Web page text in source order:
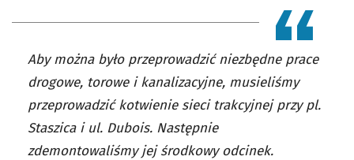
Aby można było przeprowadzić niezbędne prace
drogowe, torowe i kanalizacyjne, musieliśmy
przeprowadzić kotwienie sieci trakcyjnej przy pl.
Staszica i ul. Dubois. Następnie
zdemontowaliśmy jej środkowy odcinek.